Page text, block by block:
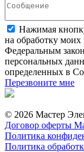
Нажимая
на обработку
Федеральным
персональных
определенных в
Перезвоните мне
© 2026 Мастер
Договор оферты
Политика
Политика